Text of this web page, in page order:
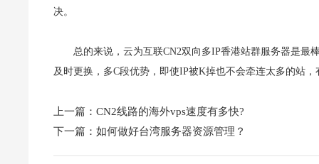
决。
总的来说，云为互联CN2双向多IP香港站群服务器是最
及时更换，多C段优势，即使IP被K掉也不会牵连太多的站
上一篇： CN2线路的海外vps速度有多快?
下一篇： 如何做好台湾服务器资源管理？